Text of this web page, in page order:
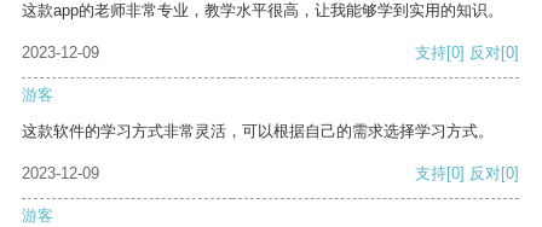
这款app的老师非常专业，教学水平很高，让我能够学到实用的知识。
2023-12-09 支持[0] 反对[0]
游客
这款软件的学习方式非常灵活，可以根据自己的需求选择学习方式。
2023-12-09 支持[0] 反对[0]
游客